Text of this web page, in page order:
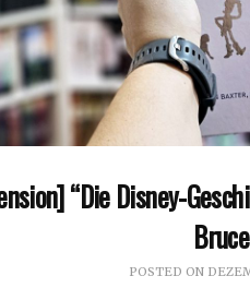
“Die Disney-
POSTED ON